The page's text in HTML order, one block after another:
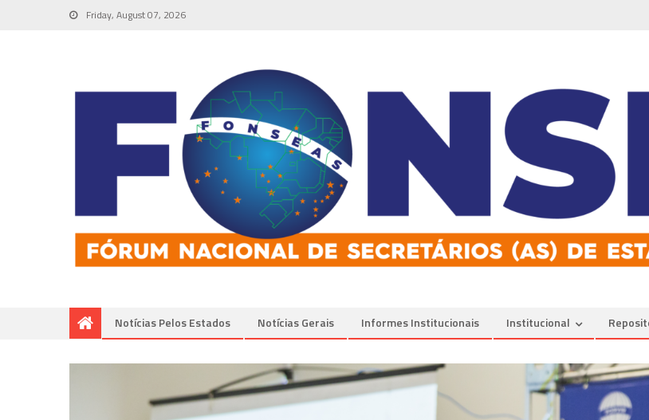
Friday, August 07, 2026
Notícias Pelos Estados Notí­cias Gerais Informes Institucionais Institucional